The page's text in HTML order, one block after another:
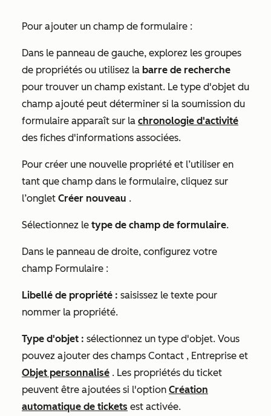
Pour ajouter un champ de formulaire :
Dans le panneau de gauche, explorez les groupes
de propriétés ou utilisez la barre de recherche
pour trouver un champ existant. Le type d'objet du
champ ajouté peut déterminer si la soumission du
formulaire apparaît sur la chronologie d'activité
des fiches d'informations associées.
Pour créer une nouvelle propriété et l’utiliser en
tant que champ dans le formulaire, cliquez sur
l’onglet Créer nouveau .
Sélectionnez le type de champ de formulaire.
Dans le panneau de droite, configurez votre
champ Formulaire :
Libellé de propriété : saisissez le texte pour
nommer la propriété.
Type d'objet : sélectionnez un type d'objet. Vous
pouvez ajouter des champs Contact , Entreprise et
Objet personnalisé . Les propriétés du ticket
peuvent être ajoutées si l'option Création
automatique de tickets est activée.